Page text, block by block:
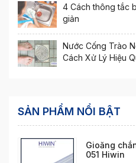
4 Cách thông tắc
giản
Nước Cống Trào
Cách Xử Lý Hiệu
SẢN PHẨM NỔI BẬT
Gioăng
051 Hiwin